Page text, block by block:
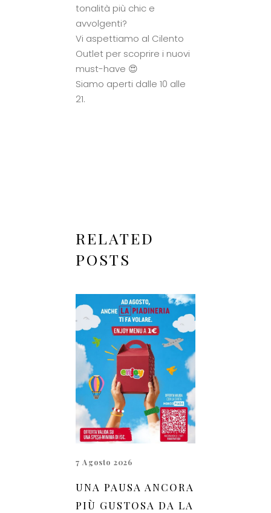
tonalità più chic e
avvolgenti?
Vi aspettiamo al Cilento
Outlet per scoprire i nuovi
must-have 😍
Siamo aperti dalle 10 alle
21.
RELATED
POSTS
7 Agosto 2026
UNA PAUSA ANCORA
PIÙ GUSTOSA DA LA